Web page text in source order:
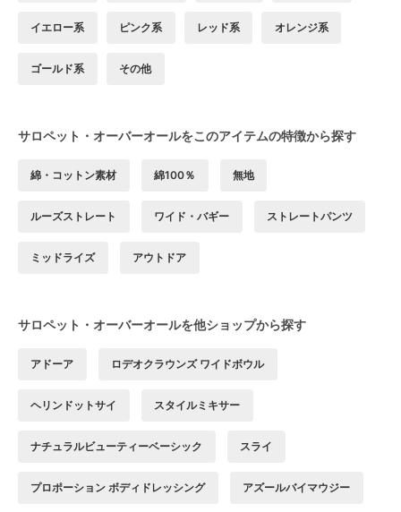
イエロー系 ピンク系 レッド系 オレンジ系
ゴールド系 その他
サロペット・オーバーオールをこのアイテムの特徴から探す
綿・コットン素材 綿100％ 無地
ルーズストレート ワイド・バギー ストレートパンツ
ミッドライズ アウトドア
サロペット・オーバーオールを他ショップから探す
アドーア ロデオクラウンズ ワイドボウル
ヘリンドットサイ スタイルミキサー
ナチュラルビューティーベーシック スライ
プロポーション ボディドレッシング アズールバイマウジー